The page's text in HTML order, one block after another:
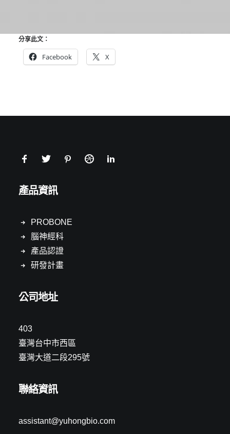
分享此文：
Facebook X
產品資訊
PROBONE
腦神經科
產品認證
研發計畫
公司地址
403
臺灣台中市西區
臺灣大道二段295號
聯絡資訊
assistant@yuhongbio.com